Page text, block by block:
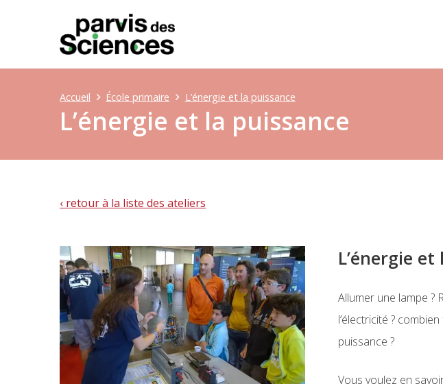
L’énergie et la puissance
Accueil École primaire L’énergie et la puissance
‹ retour à la liste des ateliers
L’énergie
Allumer une lampe ?
l’électricité ?
puissance ?
Vous voulez en